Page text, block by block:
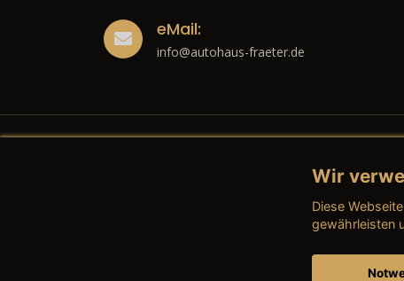
eMail:
info@autohaus-fraeter.de
→
Wir
Diese
gewährleisten